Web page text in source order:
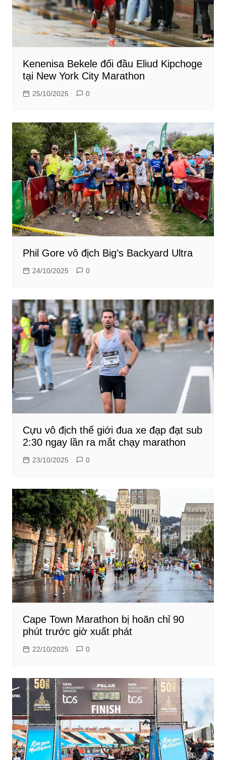
Kenenisa Bekele đối đầu Eliud Kipchoge
tại New York City Marathon
25/10/2025 0
Phil Gore vô địch Big’s Backyard Ultra
24/10/2025 0
Cựu vô địch thế giới đua xe đạp đạt sub
2:30 ngay lần ra mắt chạy marathon
23/10/2025 0
Cape Town Marathon bị hoãn chỉ 90
phút trước giờ xuất phát
22/10/2025 0